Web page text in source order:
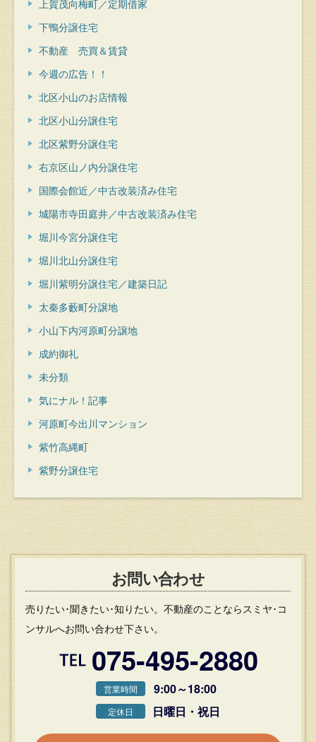
上賀茂向梅町／定期借家
下鴨分譲住宅
不動産 売買＆賃貸
今週の広告！！
北区小山のお店情報
北区小山分譲住宅
北区紫野分譲住宅
右京区山ノ内分譲住宅
国際会館近／中古改装済み住宅
城陽市寺田庭井／中古改装済み住宅
堀川今宮分譲住宅
堀川北山分譲住宅
堀川紫明分譲住宅／建築日記
太秦多藪町分譲地
小山下内河原町分譲地
成約御礼
未分類
気にナル！記事
河原町今出川マンション
紫竹高縄町
紫野分譲住宅
お問い合わせ
売りたい･聞きたい･知りたい。不動産のことならスミヤ･コ
ンサルへお問い合わせ下さい。
075-495-2880
営業時間 9:00～18:00
定休日 日曜日・祝日